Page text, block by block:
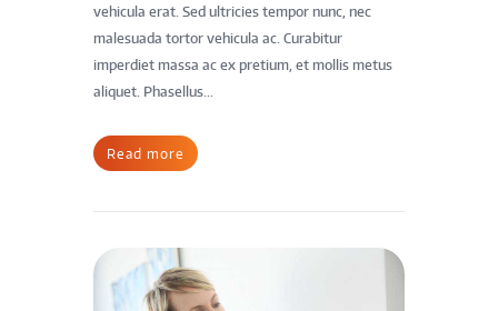
vehicula erat. Sed ultricies tempor nunc, nec
malesuada tortor vehicula ac. Curabitur
imperdiet massa ac ex pretium, et mollis metus
aliquet. Phasellus...
Read more